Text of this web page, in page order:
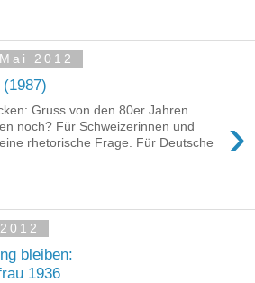
2012
›
Gruss von den 80er Jahren.
noch? Für Schweizerinnen und
rhetorische Frage. Für Deutsche
bleiben:
1936